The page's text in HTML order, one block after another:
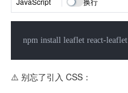
npm install leaflet react-leaflet
⚠️ 别忘了引入 CSS：